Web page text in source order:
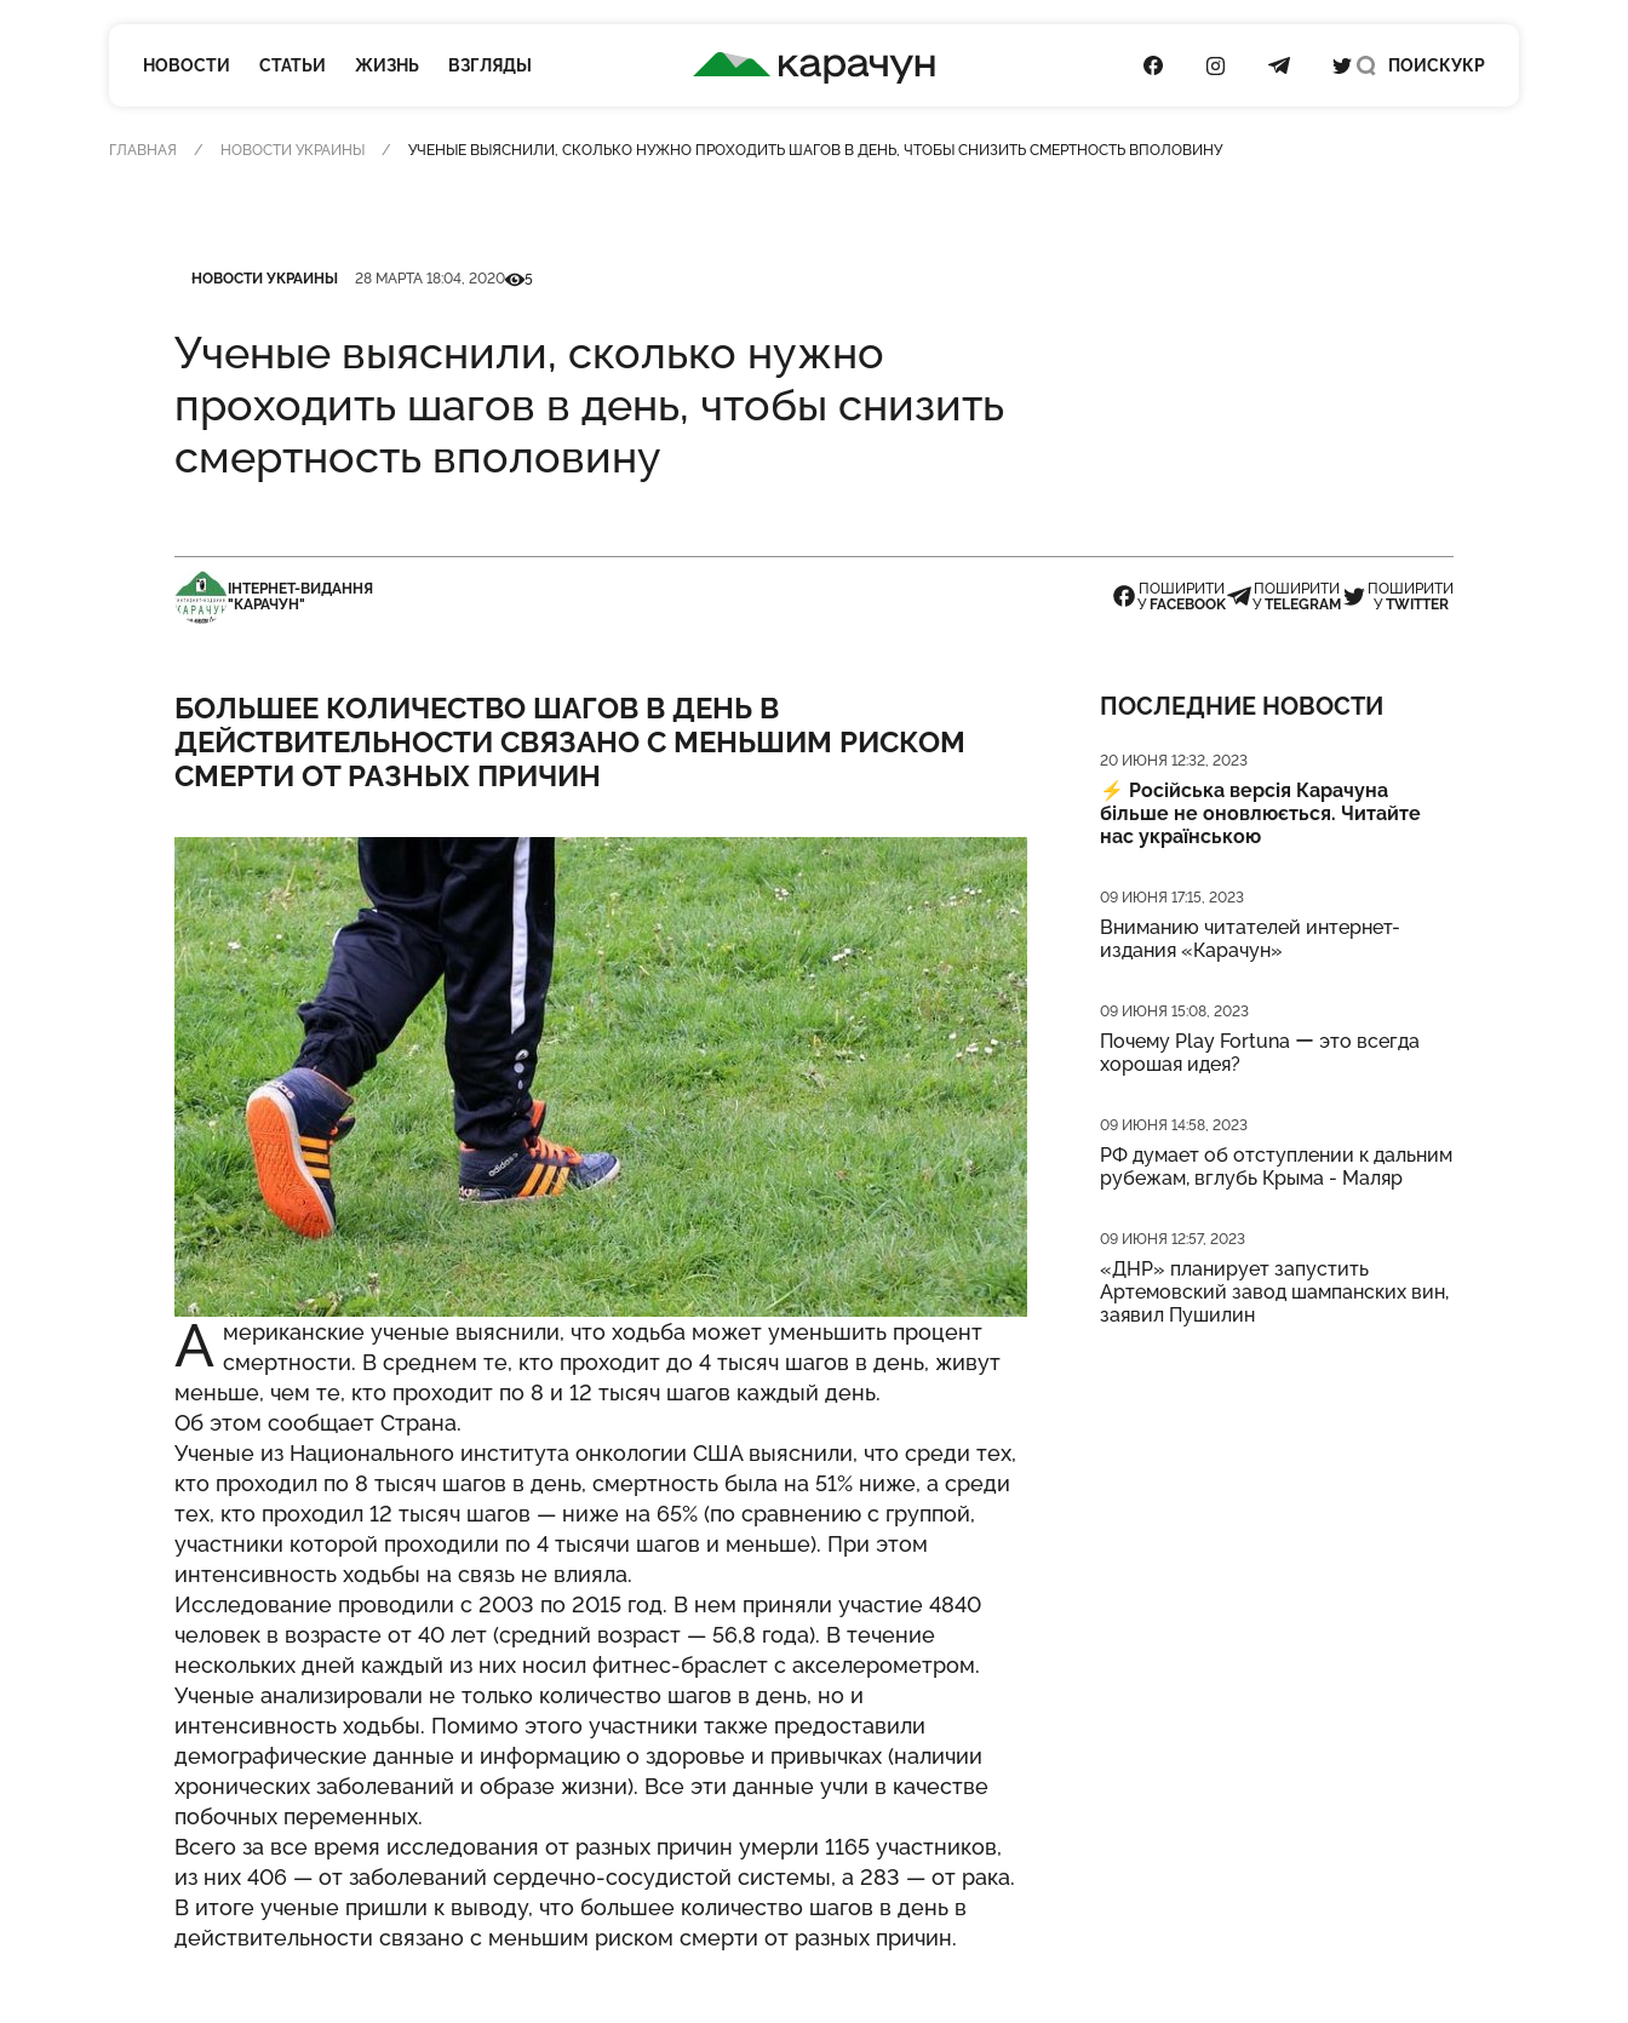
НОВОСТИ СТАТЬИ ЖИЗНЬ ВЗГЛЯДЫ
КАРАЧУН
ПОСИЛАННЯ НА FACEBOOK
ПОСИЛАННЯ НА INSTAGRAM
ПОСИЛАННЯ НА TELEGRAM
ПОСИЛАННЯ НА TWITTER
ПОИСКУКР
ГЛАВНАЯ НОВОСТИ УКРАИНЫ УЧЕНЫЕ ВЫЯСНИЛИ, СКОЛЬКО НУЖНО ПРОХОДИТЬ ШАГОВ В ДЕНЬ, ЧТОБЫ СНИЗИТЬ СМЕРТНОСТЬ ВПОЛОВИНУ
НОВОСТИ УКРАИНЫ 28 МАРТА 18:04, 2020Кількість переглядів
5
Ученые выяснили, сколько нужно
проходить шагов в день, чтобы снизить
смертность вполовину
ІНТЕРНЕТ-ВИДАННЯ
"КАРАЧУН"
ПОШИРИТИ
У FACEBOOK
ПОШИРИТИ
УTELEGRAM
ПОШИРИТИ
УTWITTER
БОЛЬШЕЕ КОЛИЧЕСТВО ШАГОВ В ДЕНЬ В
ДЕЙСТВИТЕЛЬНОСТИ СВЯЗАНО С МЕНЬШИМ РИСКОМ
СМЕРТИ ОТ РАЗНЫХ ПРИЧИН
А мериканские ученые выяснили, что ходьба может уменьшить процент
смертности. В среднем те, кто проходит до 4 тысяч шагов в день, живут
меньше, чем те, кто проходит по 8 и 12 тысяч шагов каждый день.
Об этом сообщает Страна.
Ученые из Национального института онкологии США выяснили, что среди тех,
кто проходил по 8 тысяч шагов в день, смертность была на 51% ниже, а среди
тех, кто проходил 12 тысяч шагов — ниже на 65% (по сравнению с группой,
участники которой проходили по 4 тысячи шагов и меньше). При этом
интенсивность ходьбы на связь не влияла.
Исследование проводили с 2003 по 2015 год. В нем приняли участие 4840
человек в возрасте от 40 лет (средний возраст — 56,8 года). В течение
нескольких дней каждый из них носил фитнес-браслет с акселерометром.
Ученые анализировали не только количество шагов в день, но и
интенсивность ходьбы. Помимо этого участники также предоставили
демографические данные и информацию о здоровье и привычках (наличии
хронических заболеваний и образе жизни). Все эти данные учли в качестве
побочных переменных.
Всего за все время исследования от разных причин умерли 1165 участников,
из них 406 — от заболеваний сердечно-сосудистой системы, а 283 — от рака.
В итоге ученые пришли к выводу, что большее количество шагов в день в
действительности связано с меньшим риском смерти от разных причин.
ПОСЛЕДНИЕ НОВОСТИ
Дата публикации
20 ИЮНЯ 12:32, 2023
⚡️ Російська версія Карачуна
більше не оновлюється. Читайте
нас українською
Дата публикации
09 ИЮНЯ 17:15, 2023
Вниманию читателей интернет-
издания «Карачун»
Дата публикации
09 ИЮНЯ 15:08, 2023
Почему Play Fortuna ー это всегда
хорошая идея?
Дата публикации
09 ИЮНЯ 14:58, 2023
РФ думает об отступлении к дальним
рубежам, вглубь Крыма - Маляр
Дата публикации
09 ИЮНЯ 12:57, 2023
«ДНР» планирует запустить
Артемовский завод шампанских вин,
заявил Пушилин